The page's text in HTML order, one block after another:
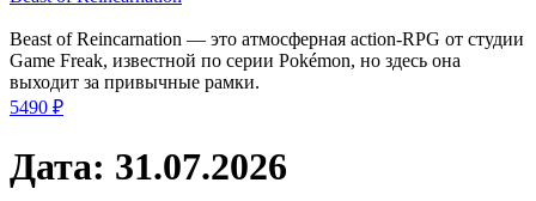
Beast of Reincarnation — это атмосферная action-RPG от студии
Game Freak, известной по серии Pokémon, но здесь она
выходит за привычные рамки.
5490 ₽
Дата: 31.07.2026